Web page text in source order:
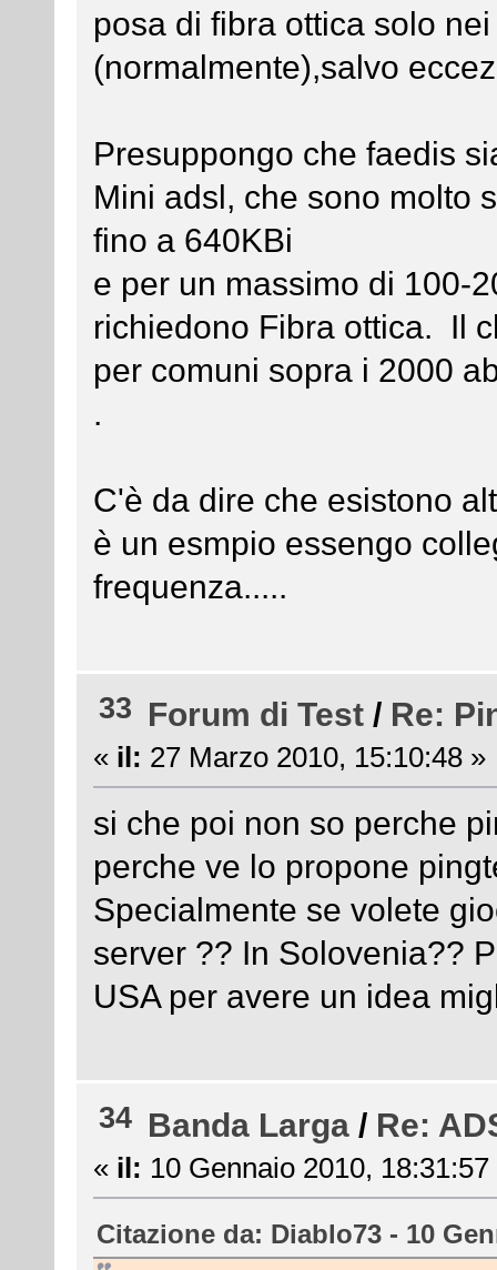
posa di fibra ottica solo
(normalmente),salvo
Presuppongo che faedis
Mini adsl, che sono molto
fino a 640KBi
e per un massimo di 100-
richiedono Fibra ottica. Il
per comuni sopra i 2000
.
C'è da dire che esistono
è un esmpio essengo
frequenza.....
33 Forum di Test / Re:
« il: 27 Marzo 2010, 15:10:48 »
si che poi non so perche
perche ve lo propone
Specialmente se volete
server ?? In Solovenia??
USA per avere un idea
34 Banda Larga / Re:
« il: 10 Gennaio 2010, 18:31:57
Citazione da: Diablo73 - 10